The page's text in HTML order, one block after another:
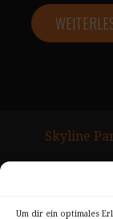
Um dir ein optimales
Skyline